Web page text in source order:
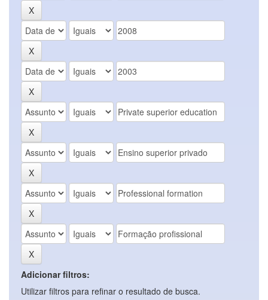
Adicionar filtros:
Utilizar filtros para refinar o resultado de busca.